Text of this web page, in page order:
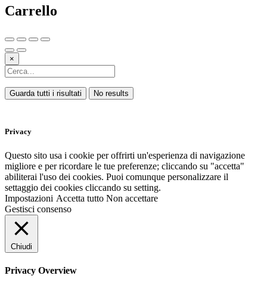
Carrello
×
Guarda tutti i risultati No results
Privacy
Questo sito usa i cookie per offrirti un'esperienza di navigazione
migliore e per ricordare le tue preferenze; cliccando su "accetta"
abiliterai l'uso dei cookies. Puoi comunque personalizzare il
settaggio dei cookies cliccando su setting.
Impostazioni Accetta tutto Non accettare
Gestisci consenso
Chiudi
Privacy Overview